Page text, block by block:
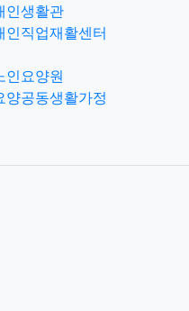
인생활관
인직업재활센터
인요양원
양공동생활가정